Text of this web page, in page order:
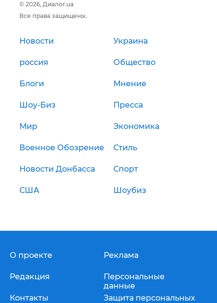
© 2026, Диалог.ua
Все права защищены.
Новости Украина
россия Общество
Блоги Мнение
Шоу-Биз Пресса
Мир Экономика
Военное Обозрение Стиль
Новости Донбасса Спорт
США Шоубиз
О проекте
Редакция
Контакты
Реклама
Персональные
данные
Защита персональных